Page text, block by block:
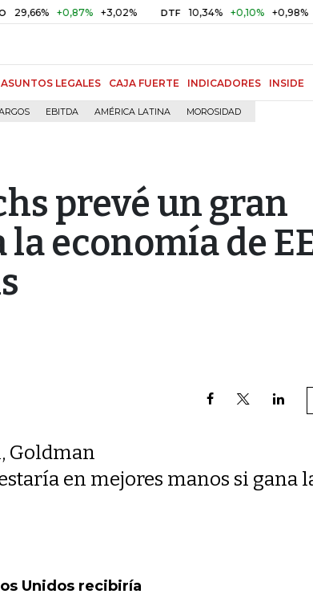
+0,87% +3,02% DTF 10,34% +0,10% +0,98% UVR
ASUNTOS LEGALES CAJA FUERTE INDICADORES INSIDE
EBITDA AMÉRICA LATINA MOROSIDAD
prevé un gran
economía de
Goldman
en mejores manos si gana
Unidos recibiría